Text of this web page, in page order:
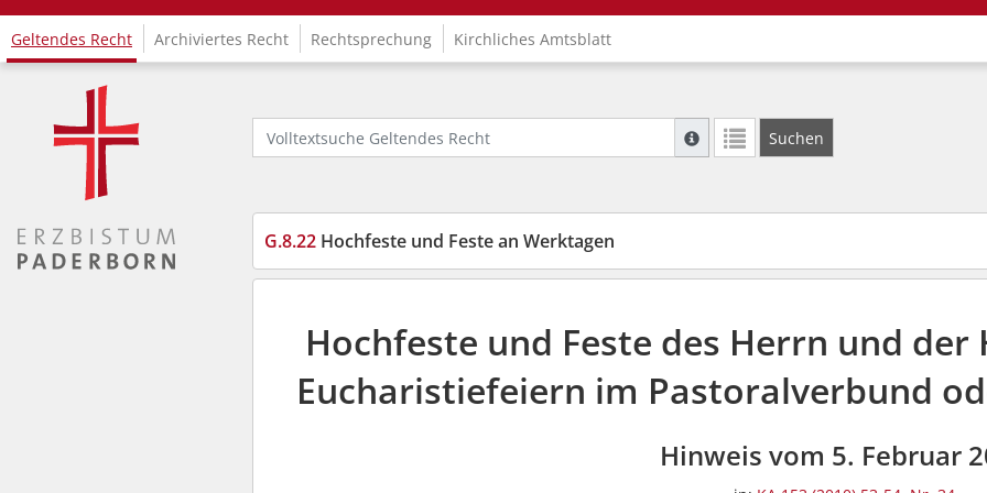
Logo Fachinformationssystem Kirchenrecht
Geltendes Recht Archiviertes Recht Rechtsprechung Kirchliches Amtsblatt
Volltextsuche Geltendes Recht
Suche mit Platzhalter "*", Bsp. Pfarrer*,
Suchen
G.8.22 Hochfeste und Feste an Werktagen
Hochfeste und Feste des Herrn und
Eucharistiefeiern im Pastoralverbund
Hinweis vom 5. Februar